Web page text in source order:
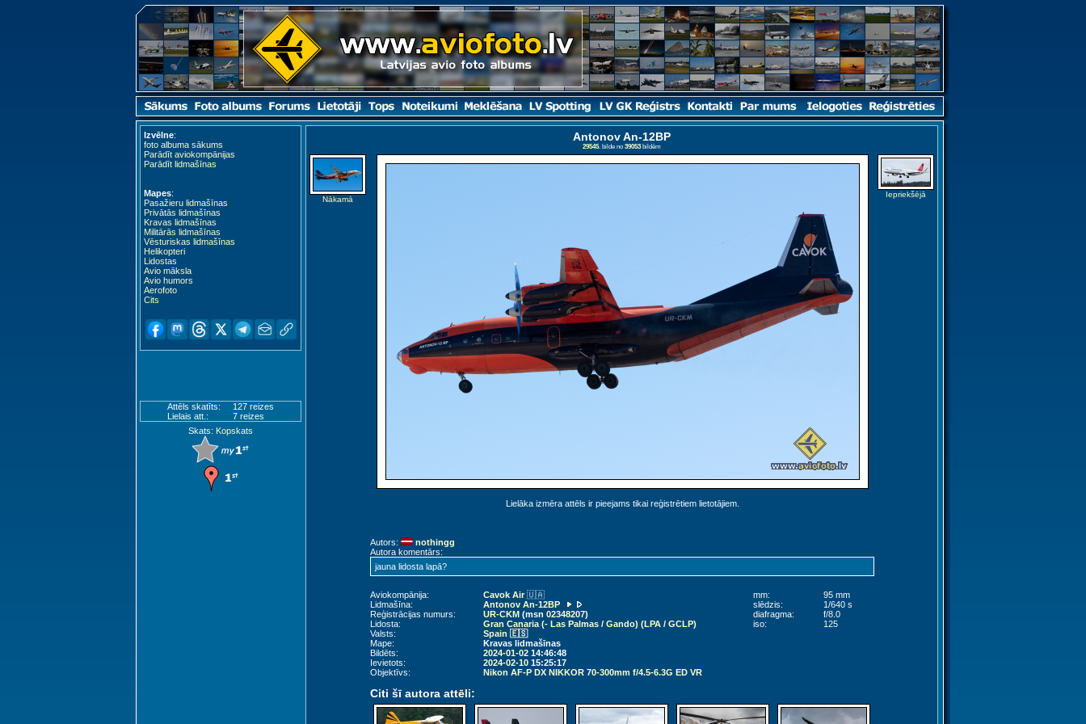
Izvēlne:
foto albuma sākums
Parādīt aviokompānijas
Parādīt lidmašīnas
Mapes:
Pasažieru lidmašīnas
Privātās lidmašīnas
Kravas lidmašīnas
Militārās lidmašīnas
Vēsturiskas lidmašīnas
Helikopteri
Lidostas
Avio māksla
Avio humors
Aerofoto
Cits
Attēls skatīts:
127 reizes
Lielais att.:
7 reizes
Skats: Kopskats
Antonov An-12BP
29545. bilde no 39053 bildēm
Nākamā
Lielāka izmēra attēls ir pieejams tikai reģistrētiem lietotājiem.
Iepriekšējā
Autors:
nothingg
Autora komentārs:
jauna lidosta lapā?
Aviokompānija: Cavok Air🇺🇦
Lidmašīna:
Antonov An-12BP
Reģistrācijas numurs:
UR-CKM(msn 02348207)
Lidosta:
Gran Canaria (- Las Palmas / Gando) (LPA / GCLP)
Valsts:
Spain 🇪🇸
Mape:
Kravas lidmašīnas
Bildēts:
2024-01-0214:46:48
Ievietots:
2024-02-1015:25:17
Objektīvs:
Nikon AF-P DX NIKKOR 70-300mm f/4.5-6.3G ED VR
mm:
95 mm
slēdzis:
1/640 s
diafragma:
f/8.0
iso:
125
Citi šī autora attēli: